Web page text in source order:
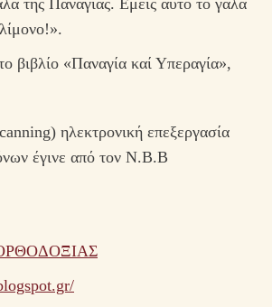
της Παναγίας. Εμείς αυτό το γάλα
βιβλίο «Παναγία καί Υπεραγία»,
ηλεκτρονική επεξεργασία
έγινε από τον Ν.Β.Β